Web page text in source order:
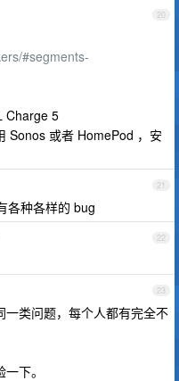
20
#segments-
Charge 5
Sonos 或者 HomePod ，安
21
各种各样的 bug
22
23
类问题，每个人都有完全不
下。